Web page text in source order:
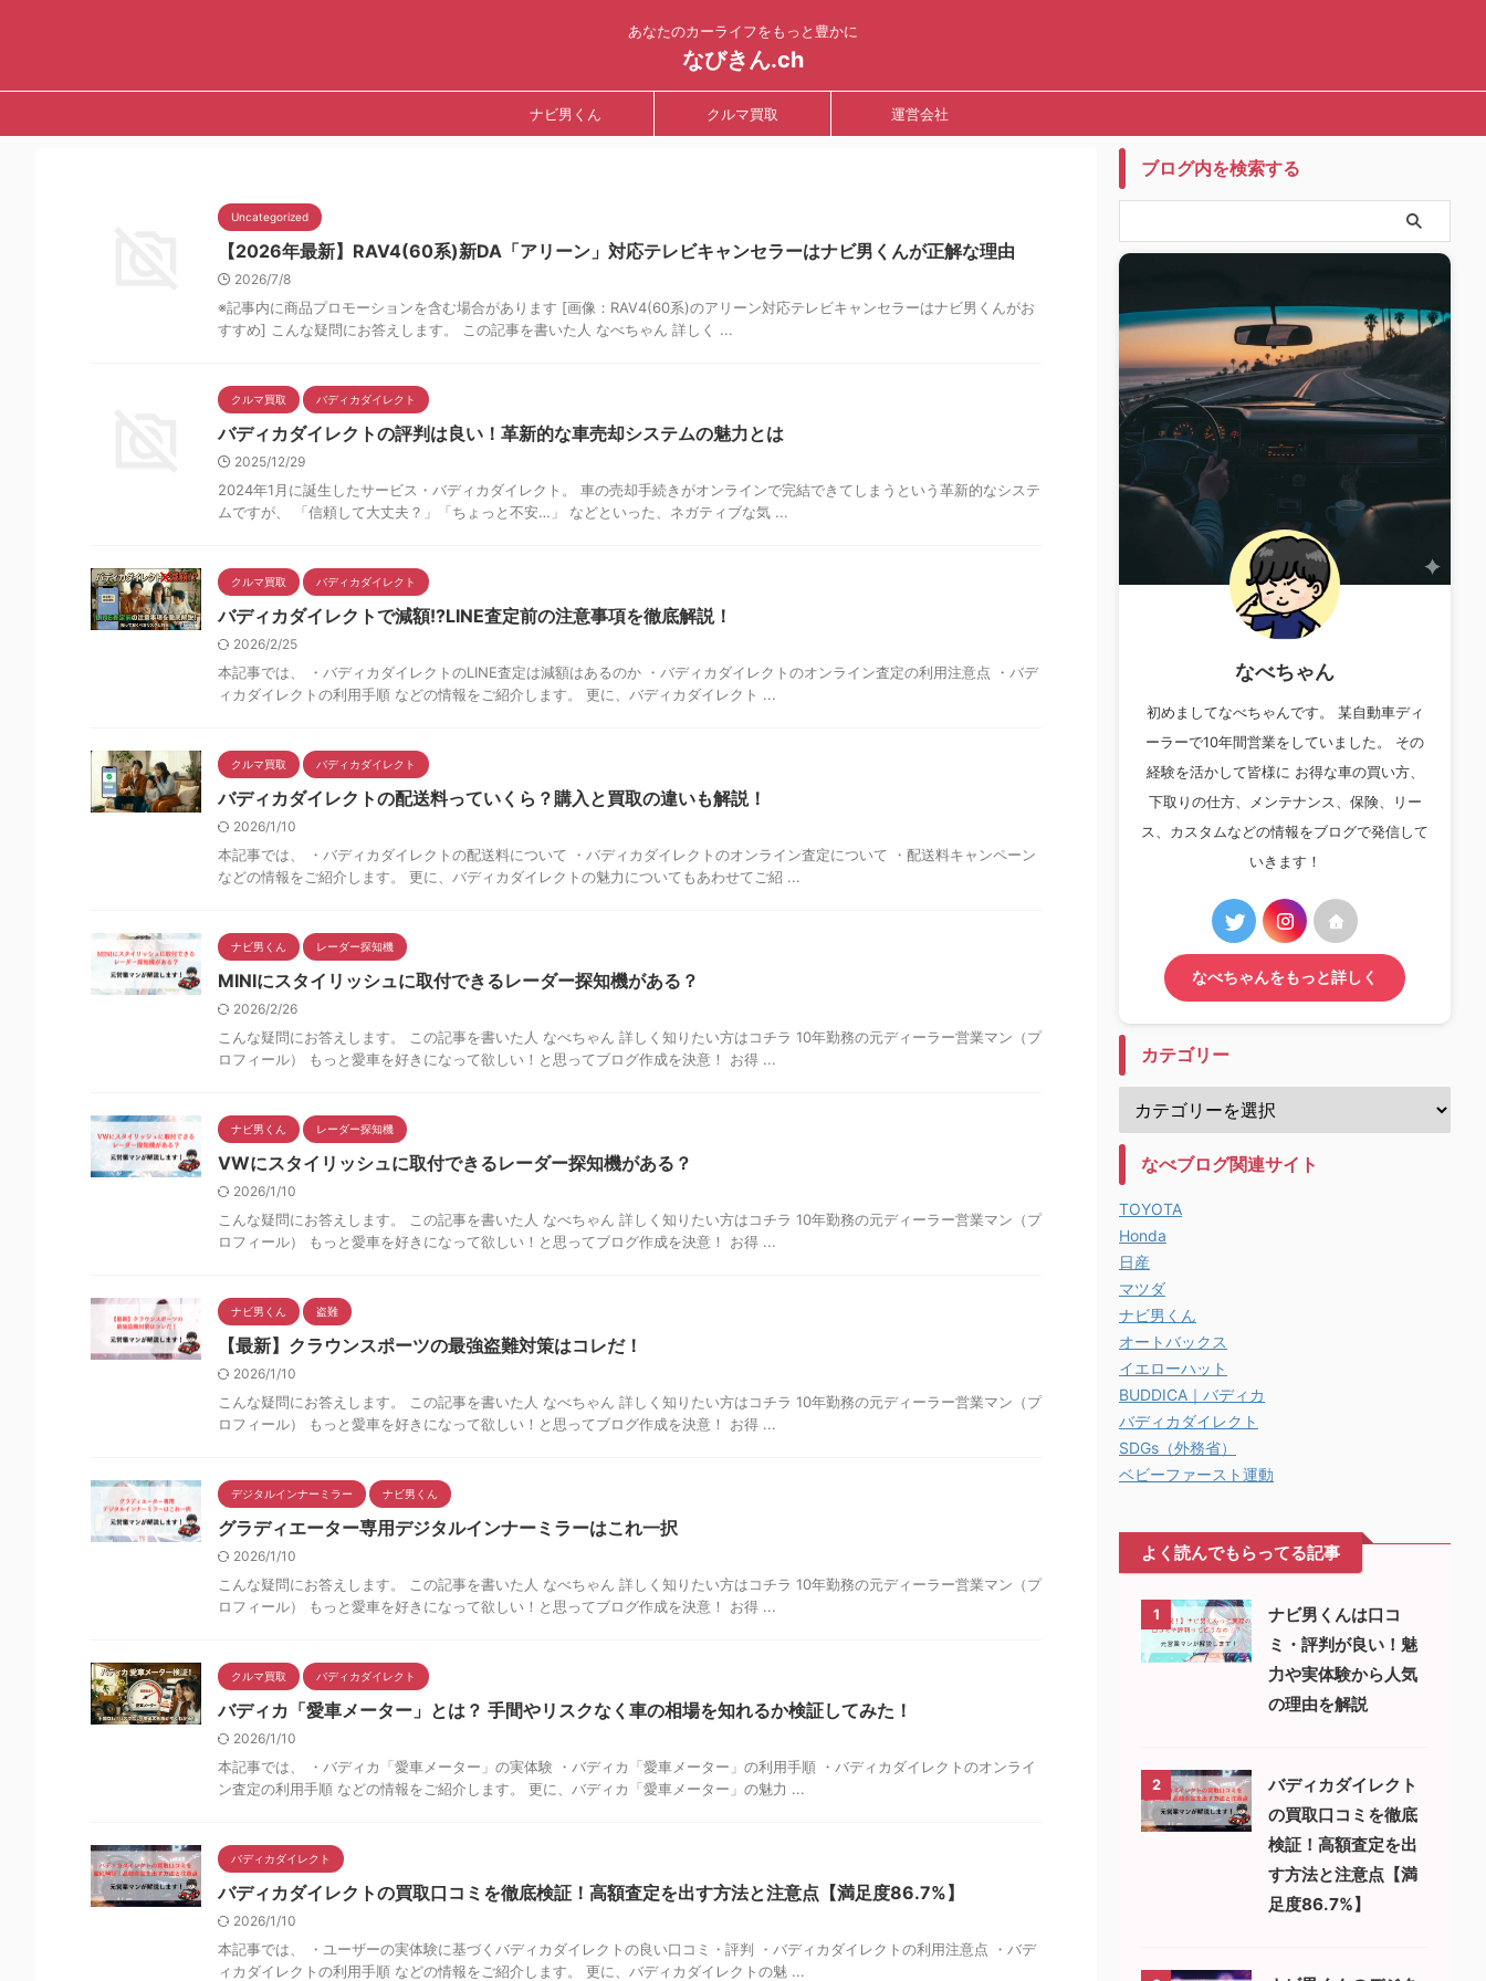
あなたのカーライフをもっと豊かに
なびきん.ch
ナビ男くん クルマ買取 運営会社
Uncategorized
【2026年最新】RAV4(60系)新DA「アリーン」対応テレビキャンセラーはナビ男くんが正解な理由
2026/7/8
※記事内に商品プロモーションを含む場合があります [画像：RAV4(60系)のアリーン対応テレビキャンセラーはナビ男くんがお
すすめ] こんな疑問にお答えします。 この記事を書いた人 なべちゃん 詳しく ...
クルマ買取 バディカダイレクト
バディカダイレクトの評判は良い！革新的な車売却システムの魅力とは
2025/12/29
2024年1月に誕生したサービス・バディカダイレクト。 車の売却手続きがオンラインで完結できてしまうという革新的なシステ
ムですが、 「信頼して大丈夫？」「ちょっと不安…」 などといった、ネガティブな気 ...
クルマ買取 バディカダイレクト
バディカダイレクトで減額!?LINE査定前の注意事項を徹底解説！
2026/2/25
本記事では、 ・バディカダイレクトのLINE査定は減額はあるのか ・バディカダイレクトのオンライン査定の利用注意点 ・バデ
ィカダイレクトの利用手順 などの情報をご紹介します。 更に、バディカダイレクト ...
クルマ買取 バディカダイレクト
バディカダイレクトの配送料っていくら？購入と買取の違いも解説！
2026/1/10
本記事では、 ・バディカダイレクトの配送料について ・バディカダイレクトのオンライン査定について ・配送料キャンペーン
などの情報をご紹介します。 更に、バディカダイレクトの魅力についてもあわせてご紹 ...
ナビ男くん レーダー探知機
MINIにスタイリッシュに取付できるレーダー探知機がある？
2026/2/26
こんな疑問にお答えします。 この記事を書いた人 なべちゃん 詳しく知りたい方はコチラ 10年勤務の元ディーラー営業マン（プ
ロフィール） もっと愛車を好きになって欲しい！と思ってブログ作成を決意！ お得 ...
ナビ男くん レーダー探知機
VWにスタイリッシュに取付できるレーダー探知機がある？
2026/1/10
こんな疑問にお答えします。 この記事を書いた人 なべちゃん 詳しく知りたい方はコチラ 10年勤務の元ディーラー営業マン（プ
ロフィール） もっと愛車を好きになって欲しい！と思ってブログ作成を決意！ お得 ...
ナビ男くん 盗難
【最新】クラウンスポーツの最強盗難対策はコレだ！
2026/1/10
こんな疑問にお答えします。 この記事を書いた人 なべちゃん 詳しく知りたい方はコチラ 10年勤務の元ディーラー営業マン（プ
ロフィール） もっと愛車を好きになって欲しい！と思ってブログ作成を決意！ お得 ...
デジタルインナーミラー ナビ男くん
グラディエーター専用デジタルインナーミラーはこれ一択
2026/1/10
こんな疑問にお答えします。 この記事を書いた人 なべちゃん 詳しく知りたい方はコチラ 10年勤務の元ディーラー営業マン（プ
ロフィール） もっと愛車を好きになって欲しい！と思ってブログ作成を決意！ お得 ...
クルマ買取 バディカダイレクト
バディカ「愛車メーター」とは？ 手間やリスクなく車の相場を知れるか検証してみた！
2026/1/10
本記事では、 ・バディカ「愛車メーター」の実体験 ・バディカ「愛車メーター」の利用手順 ・バディカダイレクトのオンライ
ン査定の利用手順 などの情報をご紹介します。 更に、バディカ「愛車メーター」の魅力 ...
バディカダイレクト
バディカダイレクトの買取口コミを徹底検証！高額査定を出す方法と注意点【満足度86.7%】
2026/1/10
本記事では、 ・ユーザーの実体験に基づくバディカダイレクトの良い口コミ・評判 ・バディカダイレクトの利用注意点 ・バデ
ィカダイレクトの利用手順 などの情報をご紹介します。 更に、バディカダイレクトの魅 ...
ブログ内を検索する
なべちゃん
初めましてなべちゃんです。 某自動車ディ
ーラーで10年間営業をしていました。 その
経験を活かして皆様に お得な車の買い方、
下取りの仕方、メンテナンス、保険、リー
ス、カスタムなどの情報をブログで発信して
いきます！
なべちゃんをもっと詳しく
カテゴリー
なべブログ関連サイト
TOYOTA
Honda
日産
マツダ
ナビ男くん
オートバックス
イエローハット
BUDDICA｜バディカ
バディカダイレクト
SDGs（外務省）
ベビーファースト運動
よく読んでもらってる記事
1
ナビ男くんは口コ
ミ・評判が良い！魅
力や実体験から人気
の理由を解説
2
バディカダイレクト
の買取口コミを徹底
検証！高額査定を出
す方法と注意点【満
足度86.7%】